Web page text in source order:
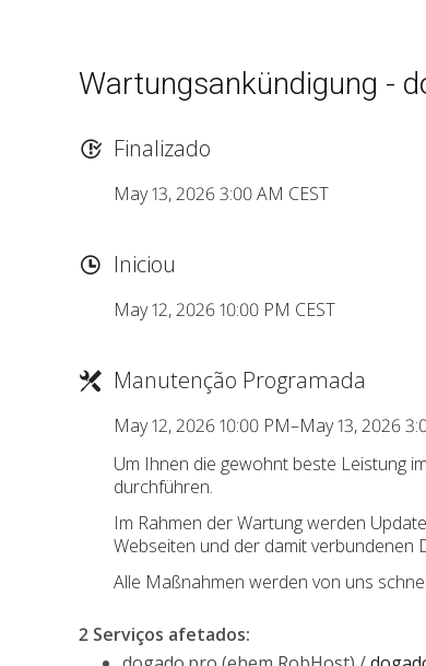
Wartungsankündigung -
Finalizado
May 13, 2026 3:00 AM CEST
Iniciou
May 12, 2026 10:00 PM CEST
Manutenção Programada
May 12, 2026 10:00 PM–May 13, 2026
Um Ihnen die gewohnt beste Leistung
durchführen.
Im Rahmen der Wartung werden
Webseiten und der damit verbundenen
Alle Maßnahmen werden von uns
2 Serviços afetados: